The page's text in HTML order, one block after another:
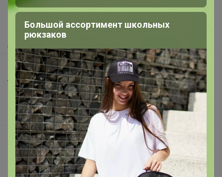
Как сделать заказ?
Как получить?
Доставка
Шоурумы
Торговые марки
Наша команда
В наличии
Подарочные сертификаты
Реклама на сайте
Поставщикам
Большой ассортимент школьных
рюкзаков